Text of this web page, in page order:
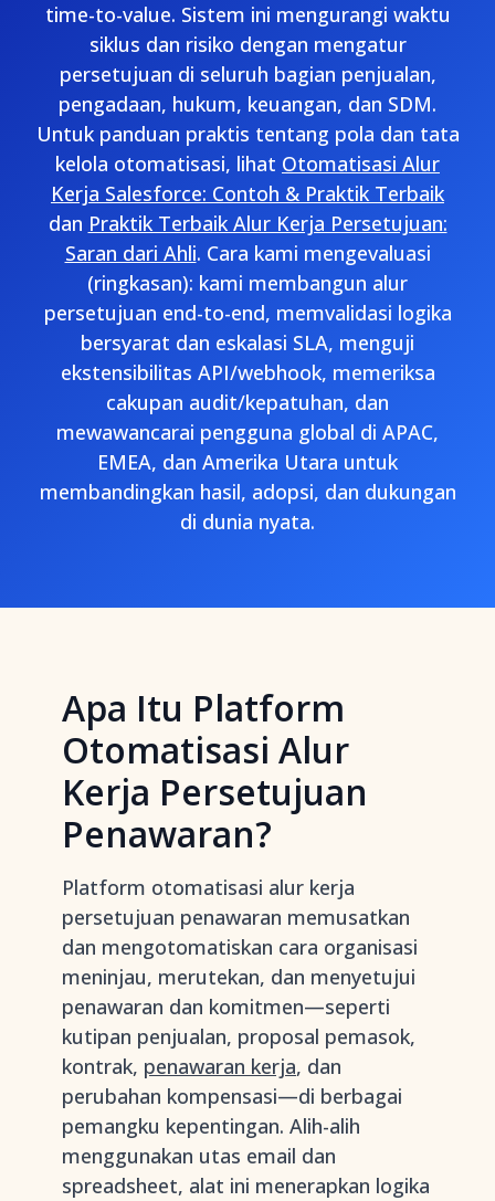
time-to-value. Sistem ini mengurangi waktu
siklus dan risiko dengan mengatur
persetujuan di seluruh bagian penjualan,
pengadaan, hukum, keuangan, dan SDM.
Untuk panduan praktis tentang pola dan tata
kelola otomatisasi, lihat Otomatisasi Alur
Kerja Salesforce: Contoh & Praktik Terbaik
dan Praktik Terbaik Alur Kerja Persetujuan:
Saran dari Ahli. Cara kami mengevaluasi
(ringkasan): kami membangun alur
persetujuan end-to-end, memvalidasi logika
bersyarat dan eskalasi SLA, menguji
ekstensibilitas API/webhook, memeriksa
cakupan audit/kepatuhan, dan
mewawancarai pengguna global di APAC,
EMEA, dan Amerika Utara untuk
membandingkan hasil, adopsi, dan dukungan
di dunia nyata.
Apa Itu Platform
Otomatisasi Alur
Kerja Persetujuan
Penawaran?
Platform otomatisasi alur kerja
persetujuan penawaran memusatkan
dan mengotomatiskan cara organisasi
meninjau, merutekan, dan menyetujui
penawaran dan komitmen—seperti
kutipan penjualan, proposal pemasok,
kontrak, penawaran kerja, dan
perubahan kompensasi—di berbagai
pemangku kepentingan. Alih-alih
menggunakan utas email dan
spreadsheet, alat ini menerapkan logika